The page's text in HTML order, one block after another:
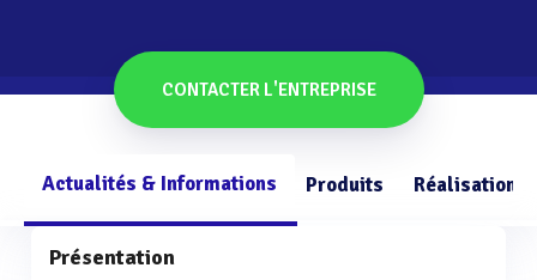
CONTACTER L'ENTREPRISE
Actualités & Informations Produits Réalisations
Présentation